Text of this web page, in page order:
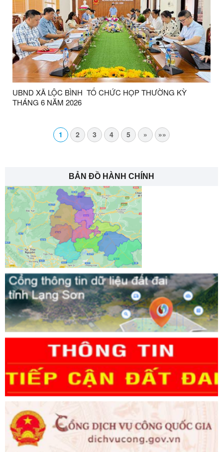
UBND XÃ LỘC BÌNH TỔ CHỨC HỌP THƯỜNG KỲ
THÁNG 6 NĂM 2026
1 2 3 4 5 » »»
BẢN ĐỒ HÀNH CHÍNH